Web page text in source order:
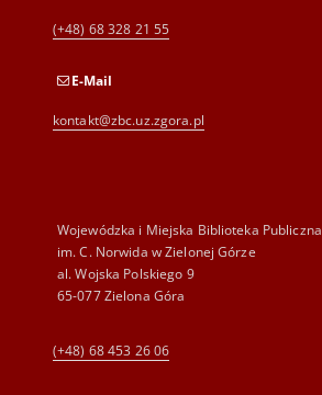
(+48) 68 328 21 55
E-Mail
kontakt@zbc.uz.zgora.pl
Wojewódzka i Miejska Biblioteka Publiczna
im. C. Norwida w Zielonej Górze
al. Wojska Polskiego 9
65-077 Zielona Góra
(+48) 68 453 26 06